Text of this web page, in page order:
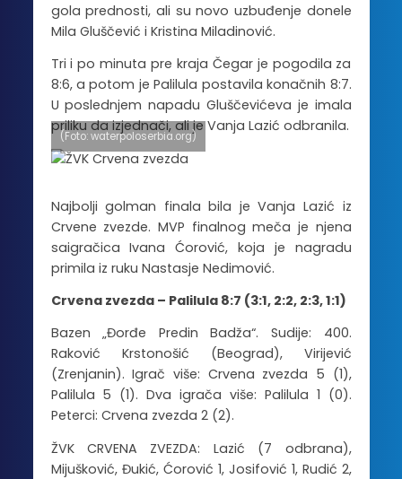
gola prednosti, ali su novo uzbuđenje donele
Mila Gluščević i Kristina Miladinović.
Tri i po minuta pre kraja Čegar je pogodila za
8:6, a potom je Palilula postavila konačnih 8:7.
U poslednjem napadu Gluščevićeva je imala
priliku da izjednači, ali je Vanja Lazić odbranila.
(Foto: waterpoloserbia.org)
Najbolji golman finala bila je Vanja Lazić iz
Crvene zvezde. MVP finalnog meča je njena
saigračica Ivana Ćorović, koja je nagradu
primila iz ruku Nastasje Nedimović.
Crvena zvezda – Palilula 8:7 (3:1, 2:2, 2:3, 1:1)
Bazen „Đorđe Predin Badža“. Sudije: 400.
Raković Krstonošić (Beograd), Virijević
(Zrenjanin). Igrač više: Crvena zvezda 5 (1),
Palilula 5 (1). Dva igrača više: Palilula 1 (0).
Peterci: Crvena zvezda 2 (2).
ŽVK CRVENA ZVEZDA: Lazić (7 odbrana),
Mijušković, Đukić, Ćorović 1, Josifović 1, Rudić 2,